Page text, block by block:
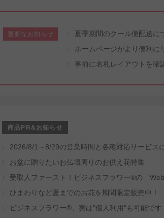
重要なお知らせ
夏季期間のクール便配送
ホームページがより便利に
事前に名札レイアウトを確
商品PR&お知らせ
2026/8/1～8/29の営業時間と各種対応サービス
お盆に贈りたいお仏壇周りのお供え花特集
ひまわりなど夏までのお花を期間限定販売中！
ビジネスフラワー®、実は"個人利用"も可能です